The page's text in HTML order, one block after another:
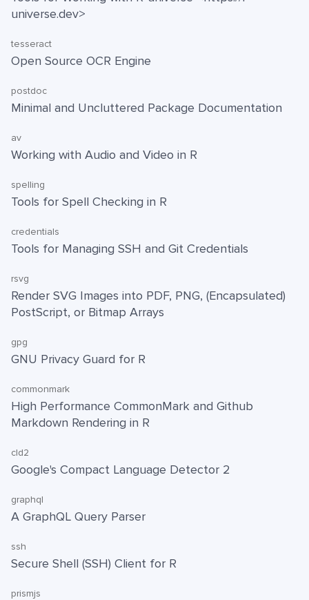
universe.dev>
tesseract
Open Source OCR Engine
postdoc
Minimal and Uncluttered Package Documentation
av
Working with Audio and Video in R
spelling
Tools for Spell Checking in R
credentials
Tools for Managing SSH and Git Credentials
rsvg
Render SVG Images into PDF, PNG, (Encapsulated)
PostScript, or Bitmap Arrays
gpg
GNU Privacy Guard for R
commonmark
High Performance CommonMark and Github
Markdown Rendering in R
cld2
Google's Compact Language Detector 2
graphql
A GraphQL Query Parser
ssh
Secure Shell (SSH) Client for R
prismjs